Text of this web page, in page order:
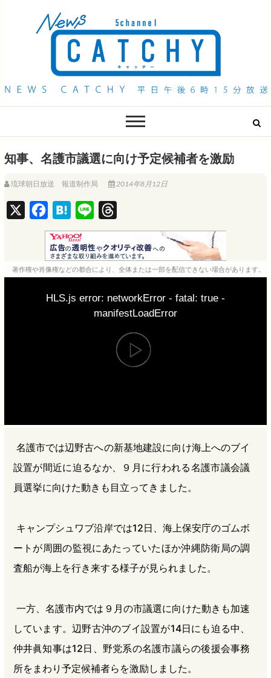
QAB NEWS Headline
知事、名護市議選に向け予定候補者を激励
琉球朝日放送 報道制作局 2014年8月12日
a
c
e
o
H
a
t
e
a
i
n
e
h
r
e
d
s
著作権や肖像権などの都合により、全体または一部を配信できない場合があります。
HLS.js error: networkError - fatal: true -
manifestLoadError
名護市では辺野古への新基地建設に向け海上へのブイ
設置が間近に迫るなか、９月に行われる名護市議会議
員選挙に向けた動きも目立ってきました。
キャンプシュワブ沿岸では12日、海上保安庁のゴムボ
ートが周囲の監視にあたっていたほか沖縄防衛局の調
査船が海上を行き来する様子が見られました。
一方、名護市内では９月の市議選に向けた動きも加速
しています。辺野古沖のブイ設置が14日にも迫る中、
仲井眞知事は12日、野党系の名護市議らの後援会事務
所をまわり予定候補者らを激励しました。